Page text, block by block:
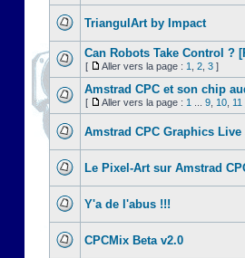
TriangulArt by Impact
Can Robots Take Control ?
[ Aller vers la page : 1 2 3 ]
Amstrad CPC et son chip
[ Aller vers la page : 1 9 10 11
Amstrad CPC Graphics Live
Le Pixel-Art sur Amstrad
Y'a de l'abus !!!
CPCMix Beta v2.0